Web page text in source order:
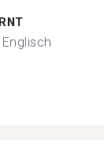
Englisch